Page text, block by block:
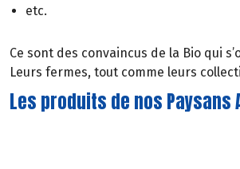
etc.
Ce sont des convaincus de la Bio qui
Leurs fermes, tout comme leurs
Les produits de nos